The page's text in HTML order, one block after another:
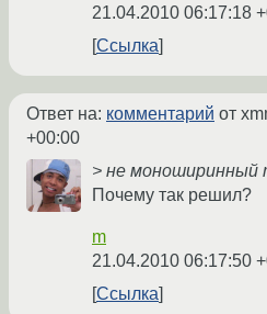
21.04.2010 06:17:18
Ссылка
Ответ на: комментарий от
+00:00
> не моноширинный
Почему так решил?
m
21.04.2010 06:17:50
Ссылка